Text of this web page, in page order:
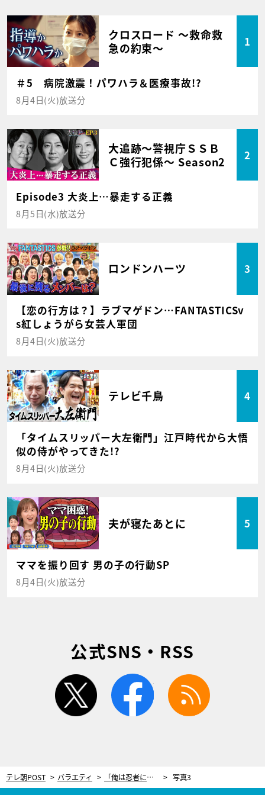
クロスロード ～救命救
急の約束～
1
＃5 病院激震！パワハラ＆医療事故!?
8月4日(火)放送分
大追跡～警視庁ＳＳＢ
Ｃ強行犯係～ Season2
2
Episode3 大炎上…暴走する正義
8月5日(水)放送分
ロンドンハーツ 3
【恋の行方は？】ラブマゲドン…FANTASTICSv
s紅しょうがら女芸人軍団
8月4日(火)放送分
テレビ千鳥 4
「タイムスリッパー大左衛門」江戸時代から大悟
似の侍がやってきた!?
8月4日(火)放送分
夫が寝たあとに 5
ママを振り回す 男の子の行動SP
8月4日(火)放送分
公式SNS・RSS
twitter facebook
テレ朝POST バラエティ 「俺は忍者になる！」まさかの決断で人生激変。令和の“リアル忍者”が送る驚きの修行生活 写真3